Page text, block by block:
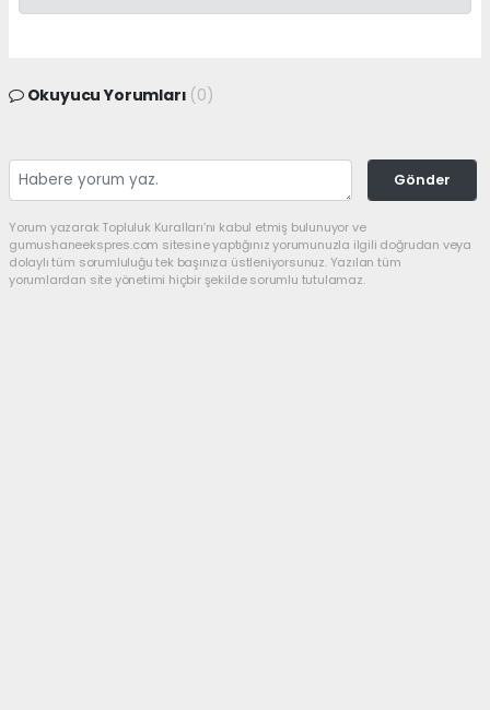
Okuyucu Yorumları (0)
Gönder
Yorum yazarak Topluluk Kuralları’nı kabul etmiş bulunuyor ve
gumushaneekspres.com sitesine yaptığınız yorumunuzla ilgili doğrudan veya
dolaylı tüm sorumluluğu tek başınıza üstleniyorsunuz. Yazılan tüm
yorumlardan site yönetimi hiçbir şekilde sorumlu tutulamaz.